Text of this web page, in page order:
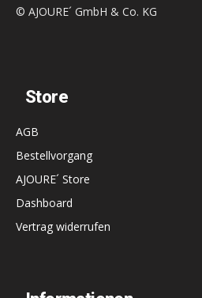
© AJOURE´ GmbH & Co. KG
Store
AGB
Bestellvorgang
AJOURE´ Store
Dashboard
Vertrag widerrufen